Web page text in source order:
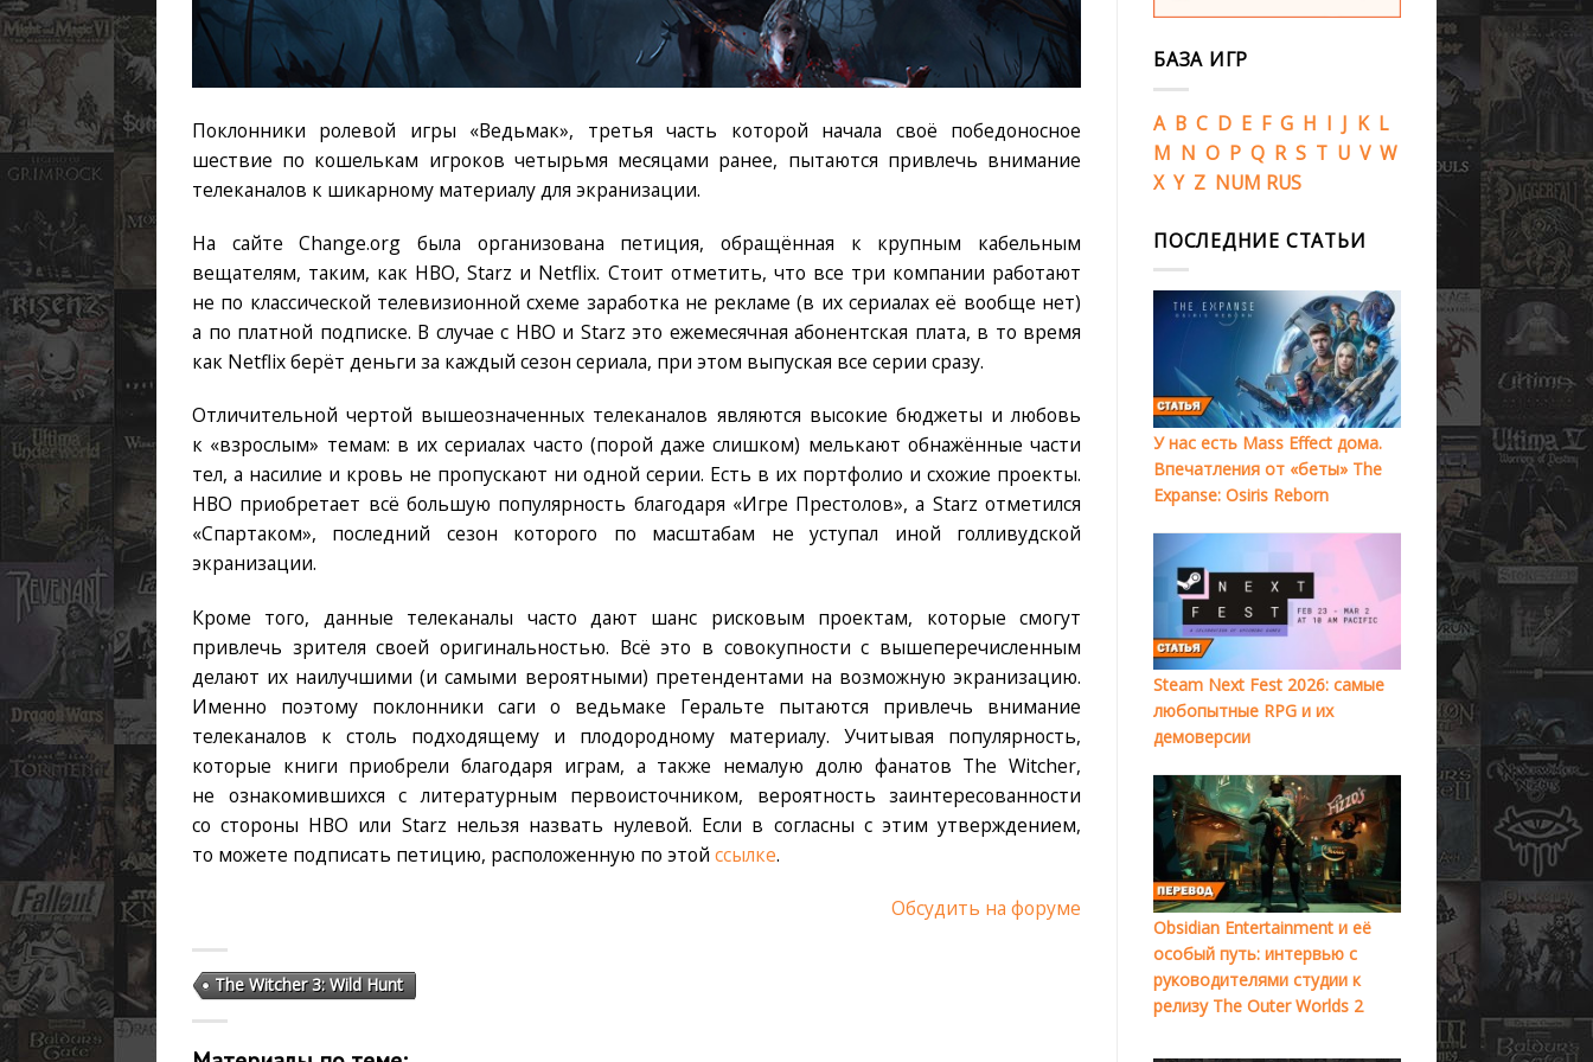
Поклонники ролевой игры «Ведьмак», третья часть которой начала своё победоносное
шествие по кошелькам игроков четырьмя месяцами ранее, пытаются привлечь внимание
телеканалов к шикарному материалу для экранизации.
На сайте Change.org была организована петиция, обращённая к крупным кабельным
вещателям, таким, как HBO, Starz и Netflix. Стоит отметить, что все три компании работают
не по классической телевизионной схеме заработка не рекламе (в их сериалах её вообще нет)
а по платной подписке. В случае с HBO и Starz это ежемесячная абонентская плата, в то время
как Netflix берёт деньги за каждый сезон сериала, при этом выпуская все серии сразу.
Отличительной чертой вышеозначенных телеканалов являются высокие бюджеты и любовь
к «взрослым» темам: в их сериалах часто (порой даже слишком) мелькают обнажённые части
тел, а насилие и кровь не пропускают ни одной серии. Есть в их портфолио и схожие проекты.
HBO приобретает всё большую популярность благодаря «Игре Престолов», а Starz отметился
«Спартаком», последний сезон которого по масштабам не уступал иной голливудской
экранизации.
Кроме того, данные телеканалы часто дают шанс рисковым проектам, которые смогут
привлечь зрителя своей оригинальностью. Всё это в совокупности с вышеперечисленным
делают их наилучшими (и самыми вероятными) претендентами на возможную экранизацию.
Именно поэтому поклонники саги о ведьмаке Геральте пытаются привлечь внимание
телеканалов к столь подходящему и плодородному материалу. Учитывая популярность,
которые книги приобрели благодаря играм, а также немалую долю фанатов The Witcher,
не ознакомившихся с литературным первоисточником, вероятность заинтересованности
со стороны HBO или Starz нельзя назвать нулевой. Если в согласны с этим утверждением,
то можете подписать петицию, расположенную по этой ссылке.
Обсудить на форуме
The Witcher 3: Wild Hunt
БАЗА ИГР
A B C D E F G H I J K L
M N O P Q R S T U V W
X Y Z NUM RUS
ПОСЛЕДНИЕ СТАТЬИ
У нас есть Mass Effect дома.
Впечатления от «беты» The
Expanse: Osiris Reborn
Steam Next Fest 2026: самые
любопытные RPG и их
демоверсии
Obsidian Entertainment и её
особый путь: интервью с
руководителями студии к
релизу The Outer Worlds 2